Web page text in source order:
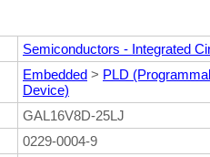
Semiconductors - Integrated
Embedded > PLD
Device)
GAL16V8D-25LJ
0229-0004-9